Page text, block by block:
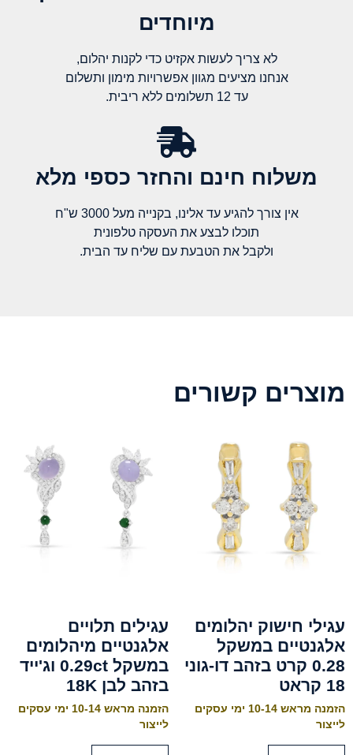
מיוחדים
לא צריך לעשות אקזיט כדי לקנות יהלום,
אנחנו מציעים מגוון אפשרויות מימון ותשלום
עד 12 תשלומים ללא ריבית.
משלוח חינם והחזר כספי מלא​
אין צורך להגיע עד אלינו, בקנייה מעל 3000 ש"ח
תוכלו לבצע את העסקה טלפונית
ולקבל את הטבעת עם שליח עד הבית.
מוצרים קשורים
עגילי חישוק יהלומים
אלגנטיים במשקל
0.28 קרט בזהב דו-גוני
18 קראט
הזמנה מראש 10-14 ימי עסקים
לייצור
עגילים תלויים
אלגנטיים מיהלומים
במשקל 0.29ct וג'ייד
בזהב לבן 18K
הזמנה מראש 10-14 ימי עסקים
לייצור